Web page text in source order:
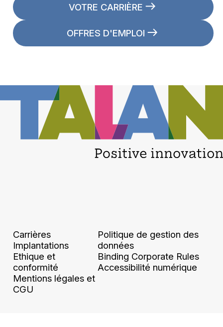
VOTRE CARRIÈRE
OFFRES D'EMPLOI
Carrières
Implantations
Ethique et
conformité
Mentions légales et
CGU
Politique de gestion des
données
Binding Corporate Rules
Accessibilité numérique